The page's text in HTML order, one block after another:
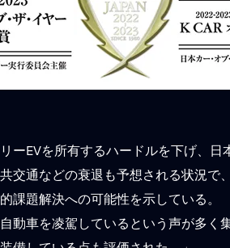
ーEVを所有するハードルを下げ、日
交通などの衰退も予想される状況で
課題解決への可能性を示している。
動車を凌駕しているという声が多